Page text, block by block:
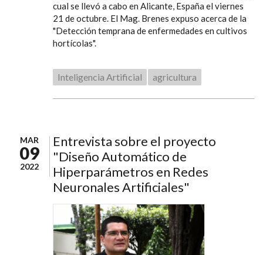
cual se llevó a cabo en Alicante, España el viernes
21 de octubre. El Mag. Brenes expuso acerca de la
"Detección temprana de enfermedades en cultivos
hortícolas".
Inteligencia Artificial agricultura
MAR
09
2022
Entrevista sobre el proyecto
"Diseño Automático de
Hiperparámetros en Redes
Neuronales Artificiales"